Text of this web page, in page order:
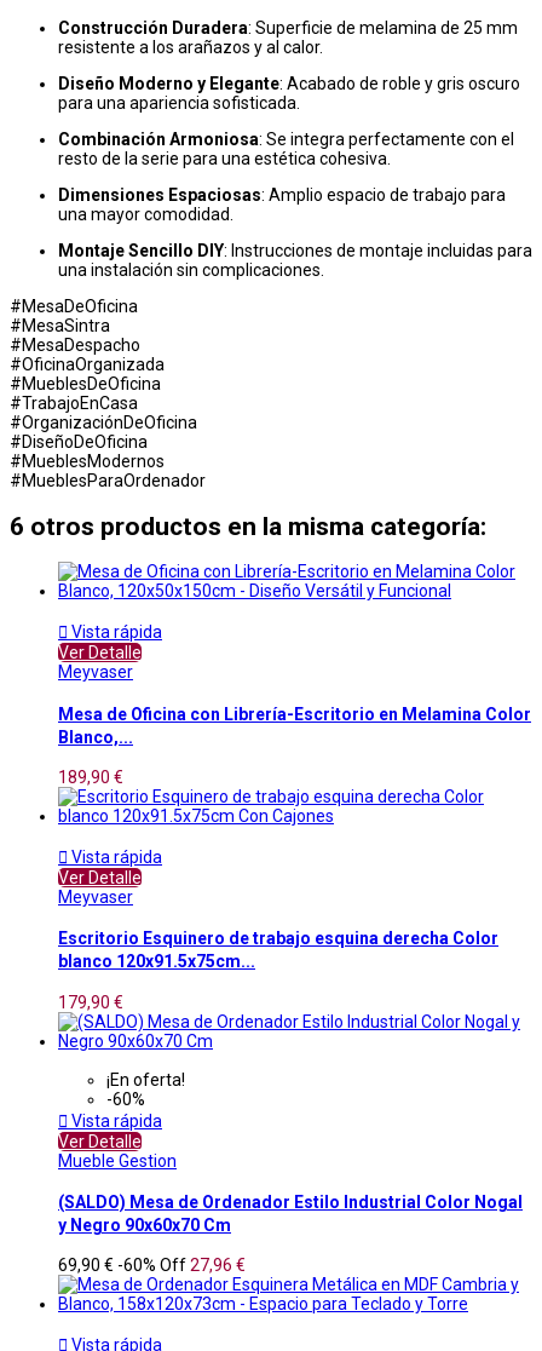
Construcción Duradera: Superficie de melamina de 25 mm
resistente a los arañazos y al calor.
Diseño Moderno y Elegante: Acabado de roble y gris oscuro
para una apariencia sofisticada.
Combinación Armoniosa: Se integra perfectamente con el
resto de la serie para una estética cohesiva.
Dimensiones Espaciosas: Amplio espacio de trabajo para
una mayor comodidad.
Montaje Sencillo DIY: Instrucciones de montaje incluidas para
una instalación sin complicaciones.
#MesaDeOficina
#MesaSintra
#MesaDespacho
#OficinaOrganizada
#MueblesDeOficina
#TrabajoEnCasa
#OrganizaciónDeOficina
#DiseñoDeOficina
#MueblesModernos
#MueblesParaOrdenador
6 otros productos en la misma categoría:
 Vista rápida
Ver Detalle
Meyvaser
Mesa de Oficina con Librería-Escritorio en Melamina Color
Blanco,...
189,90 €
 Vista rápida
Ver Detalle
Meyvaser
Escritorio Esquinero de trabajo esquina derecha Color
blanco 120x91.5x75cm...
179,90 €
¡En oferta!
-60%
 Vista rápida
Ver Detalle
Mueble Gestion
(SALDO) Mesa de Ordenador Estilo Industrial Color Nogal
y Negro 90x60x70 Cm
69,90 € -60% Off27,96 €
 Vista rápida